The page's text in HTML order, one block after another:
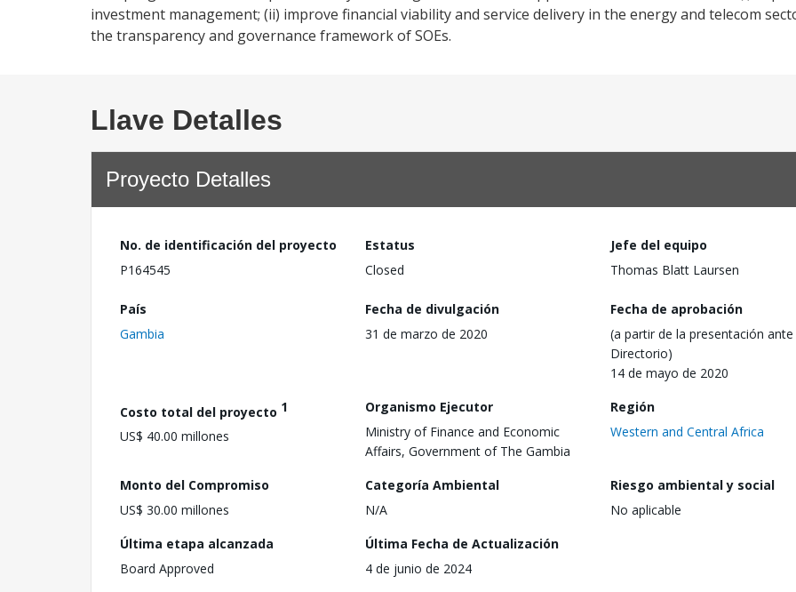
investment management; (ii) improve financial viability and service delivery in the energy and telecom
the transparency and governance framework of SOEs.
Llave Detalles
Proyecto Detalles
No. de identificación del proyecto
P164545
Estatus
Closed
Jefe del equipo
Thomas Blatt Laursen
País
Gambia
Fecha de divulgación
31 de marzo de 2020
Fecha de aprobación
(a partir de la presentación ante
Directorio)
14 de mayo de 2020
Costo total del proyecto 1
US$ 40.00 millones
Organismo Ejecutor
Ministry of Finance and Economic
Affairs, Government of The Gambia
Región
Western and Central Africa
Monto del Compromiso
US$ 30.00 millones
Categoría Ambiental
N/A
Riesgo ambiental y social
No aplicable
Última etapa alcanzada
Board Approved
Última Fecha de Actualización
4 de junio de 2024